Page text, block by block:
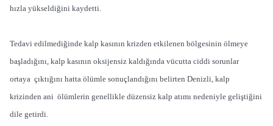
hızla yükseldiğini kaydetti.
Tedavi edilmediğinde kalp kasının krizden etkilenen bölgesinin ölmeye
başladığını, kalp kasının oksijensiz kaldığında vücutta ciddi sorunlar
ortaya çıktığını hatta ölümle sonuçlandığını belirten Denizli, kalp
krizinden ani ölümlerin genellikle düzensiz kalp atımı nedeniyle geliştiğini
dile getirdi.